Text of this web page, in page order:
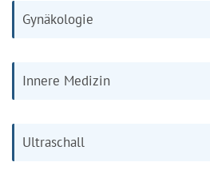
Gynäkologie
Innere Medizin
Ultraschall